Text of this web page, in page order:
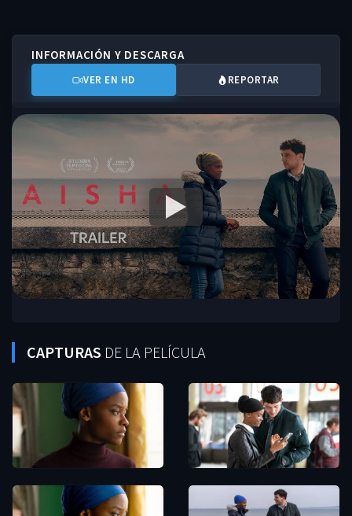
INFORMACIÓN Y DESCARGA
VER EN HD REPORTAR
CAPTURAS DE LA PELÍCULA